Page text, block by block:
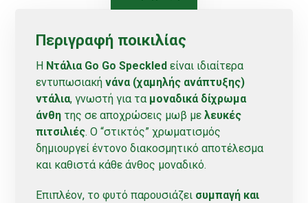
Περιγραφή ποικιλίας
Η Ντάλια Go Go Speckled είναι ιδιαίτερα
εντυπωσιακήνάνα (χαμηλής ανάπτυξης)
ντάλια, γνωστή για τα μοναδικά δίχρωμα
άνθη της σε αποχρώσεις μωβ μελευκές
πιτσιλιές. Ο “στικτός” χρωματισμός
δημιουργεί έντονο διακοσμητικό αποτέλεσμα
και καθιστά κάθε άνθος μοναδικό.
Επιπλέον, το φυτό παρουσιάζει συμπαγή και